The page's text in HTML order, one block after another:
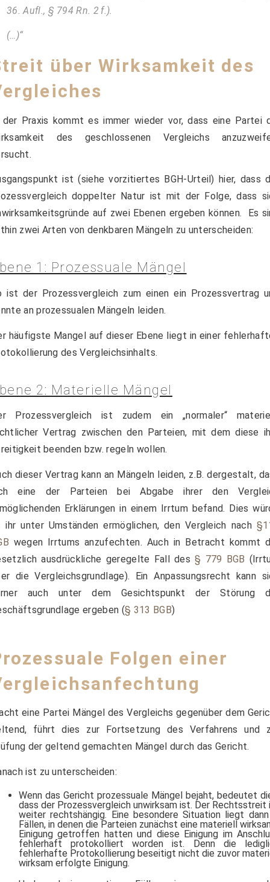
36. Aufl., § 794 Rn. 2 f.).
(…)“
über Wirksamkeit des
der Praxis kommt es immer wieder vor, dass eine Partei
des geschlossenen Vergleichs
ist (siehe vorzitiertes BGH-Urteil) hier, dass
doppelter Natur ist mit der Folge, dass
auf zwei Ebenen ergeben können. Es
zwei Arten von denkbaren Mängeln zu unterscheiden:
1: Prozessuale Mängel
ist der Prozessvergleich zum einen ein Prozessvertrag
an prozessualen Mängeln leiden.
häufigste Mangel auf dieser Ebene liegt in einer
des Vergleichsinhalts.
2: Materielle Mängel
Prozessvergleich ist zudem ein „normaler“
Vertrag zwischen den Parteien, mit dem diese
beenden bzw. regeln wollen.
dieser Vertrag kann an Mängeln leiden, z.B. dergestalt,
eine der Parteien bei Abgabe ihrer den
Erklärungen in einem Irrtum befand. Dies
ihr unter Umständen ermöglichen, den Vergleich nach
wegen Irrtums anzufechten. Auch in Betracht kommt
ausdrückliche geregelte Fall des§ 779 BGB
die Vergleichsgrundlage). Ein Anpassungsrecht kann
auch unter dem Gesichtspunkt der Störung
ergeben (§ 313 BGB)
Folgen einer
eine Partei Mängel des Vergleichs gegenüber dem
führt dies zur Fortsetzung des Verfahrens und
der geltend gemachten Mängel durch das Gericht.
ist zu unterscheiden:
Wenn das Gericht prozessuale Mängel bejaht, bedeutet
dass der Prozessvergleich unwirksam ist. Der Rechtsstreit
weiter rechtshängig. Eine besondere Situation liegt
Fällen, in denen die Parteien zunächst eine materiell
Einigung getroffen hatten und diese Einigung im
fehlerhaft protokolliert worden ist. Denn die
fehlerhafte Protokollierung beseitigt nicht die zuvor
wirksam erfolgte Einigung.